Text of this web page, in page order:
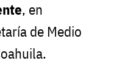
, en
de Medio